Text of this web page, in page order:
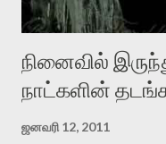
ஓரிடத்தில் சொல்வார்: ...
நினைவில்
நாட்களின்
ஜனவரி 12, 2011